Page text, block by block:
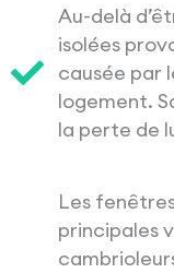
Au-delà
isolées
causée par
logement.
la perte de
Les
principales